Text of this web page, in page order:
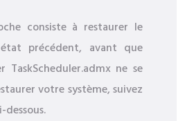
consiste à restaurer le
précédent, avant que
TaskScheduler.admx ne se
votre système, suivez